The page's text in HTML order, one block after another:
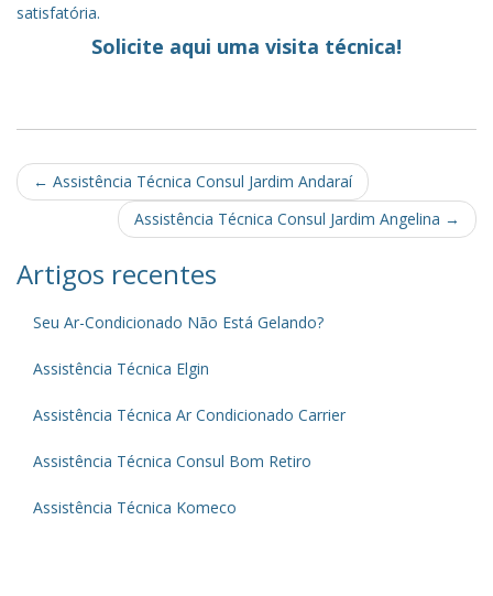
satisfatória.
Solicite aqui uma visita técnica!
Post
navigation
← Assistência Técnica Consul Jardim Andaraí
Assistência Técnica Consul Jardim Angelina →
Artigos recentes
Seu Ar-Condicionado Não Está Gelando?
Assistência Técnica Elgin
Assistência Técnica Ar Condicionado Carrier
Assistência Técnica Consul Bom Retiro
Assistência Técnica Komeco